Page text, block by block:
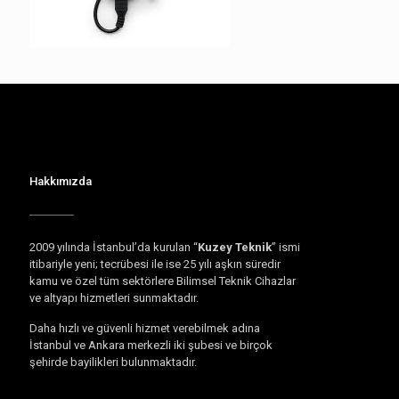
Hakkımızda
2009 yılında İstanbul’da kurulan “Kuzey Teknik” ismi
itibariyle yeni; tecrübesi ile ise 25 yılı aşkın süredir
kamu ve özel tüm sektörlere Bilimsel Teknik Cihazlar
ve altyapı hizmetleri sunmaktadır.
Daha hızlı ve güvenli hizmet verebilmek adına
İstanbul ve Ankara merkezli iki şubesi ve birçok
şehirde bayilikleri bulunmaktadır.